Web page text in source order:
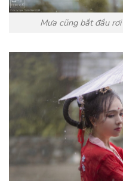
Mưa cũng bắt đầu